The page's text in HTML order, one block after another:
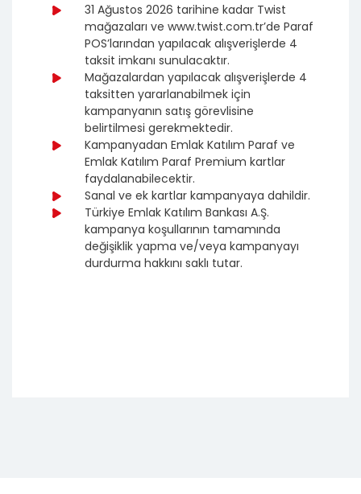
31 Ağustos 2026 tarihine kadar Twist
mağazaları ve www.twist.com.tr’de Paraf
POS’larından yapılacak alışverişlerde 4
taksit imkanı sunulacaktır.
Mağazalardan yapılacak alışverişlerde 4
taksitten yararlanabilmek için
kampanyanın satış görevlisine
belirtilmesi gerekmektedir.
Kampanyadan Emlak Katılım Paraf ve
Emlak Katılım Paraf Premium kartlar
faydalanabilecektir.
Sanal ve ek kartlar kampanyaya dahildir.
Türkiye Emlak Katılım Bankası A.Ş.
kampanya koşullarının tamamında
değişiklik yapma ve/veya kampanyayı
durdurma hakkını saklı tutar.